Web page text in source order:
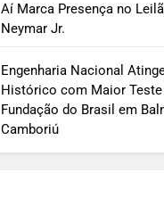
Aí Marca Presença no
Neymar Jr.
Engenharia Nacional
Histórico com Maior Teste
Fundação do Brasil em
Camboriú